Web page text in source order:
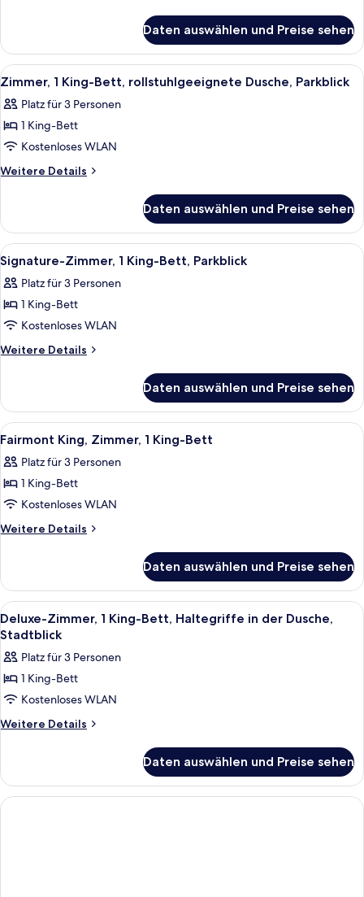
anzeigen
Gold,
Zimmer,
1 King-
Daten auswählen und Preise sehen
Alle
Fotos
für
Zimmer,
1 King-
Bett,
Parkblick
anzeigen
Hochwertige Bettwaren,
2
Zimmer, 1 King-Bett, rollstuhlgeeignete Dusche, Parkblick
Platz für 3 Personen
1 King-Bett
Kostenloses WLAN
Weitere Details
Weitere
1 King-
Bett,
rollstuhlgeeignete
Dusche,
Parkblick
Daten auswählen und Preise sehen
Alle
Fotos
für
Signature-
Zimmer,
1 King-
anzeigen
Hochwertige Bettwaren,
4
Signature-Zimmer, 1 King-Bett, Parkblick
Platz für 3 Personen
1 King-Bett
Kostenloses WLAN
Weitere Details
Weitere
Zimmer,
1 King-
Bett,
Daten auswählen und Preise sehen
Alle
Fotos
für
Fairmont
King,
Zimmer,
anzeigen
Ein Hotelzimmer mit einem großen
1
Fairmont King, Zimmer, 1 King-Bett
Platz für 3 Personen
1 King-Bett
Kostenloses WLAN
Weitere Details
Weitere
King,
Zimmer,
1 King-
Bett
Daten auswählen und Preise sehen
Alle
Fotos
Deluxe-
Zimmer,
1 King-
Bett,
der
Dusche,
Ein Hotelzimmer mit einem großen
5
Deluxe-Zimmer, 1 King-Bett, Haltegriffe in der Dusche,
Stadtblick
Platz für 3 Personen
1 King-Bett
Kostenloses WLAN
Weitere Details
Weitere
Zimmer,
1 King-
Bett,
Daten auswählen und Preise sehen